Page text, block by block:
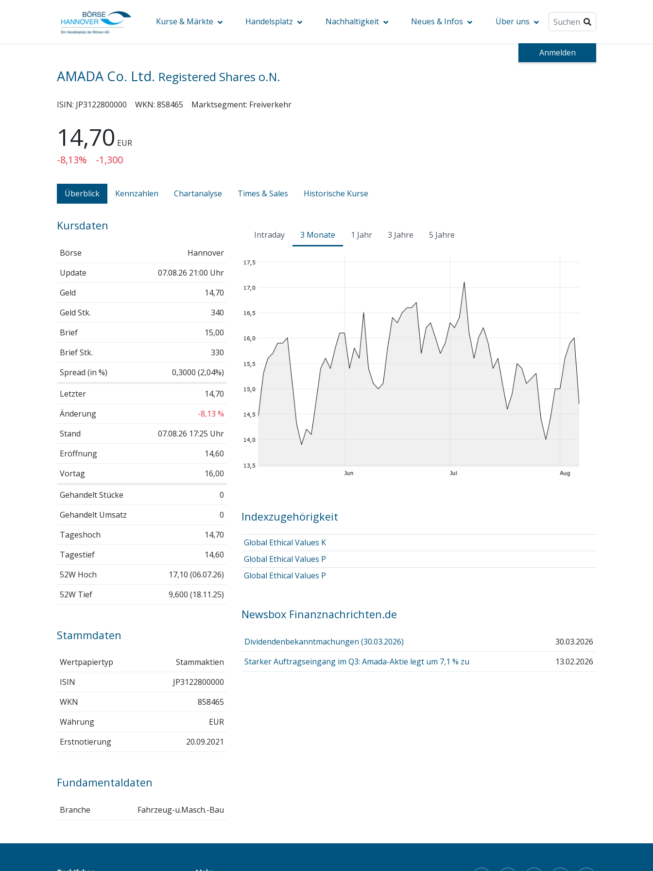
Kurse & Märkte Handelsplatz Nachhaltigkeit Neues & Infos Über uns
Anmelden
AMADA Co. Ltd. Registered Shares o.N.
ISIN: JP3122800000 WKN: 858465 Marktsegment: Freiverkehr
14,70 EUR
-8,13% -1,300
Überblick Kennzahlen Chartanalyse Times & Sales Historische Kurse
Kursdaten
Börse
Hannover
Update
07.08.26 21:00 Uhr
Geld
14,70
Geld Stk.
340
Brief
15,00
Brief Stk.
330
Spread (in %)
0,3000 (2,04%)
Letzter
14,70
Änderung
-8,13 %
Stand
07.08.26 17:25 Uhr
Eröffnung
14,60
Vortag
16,00
Gehandelt Stücke
0
Gehandelt Umsatz
0
Tageshoch
14,70
Tagestief
14,60
52W Hoch
17,10 (06.07.26)
52W Tief
9,600 (18.11.25)
Stammdaten
Wertpapiertyp
Stammaktien
ISIN
JP3122800000
WKN
858465
Währung
EUR
Erstnotierung
20.09.2021
Fundamentaldaten
Branche Fahrzeug-u.Masch.-Bau
Intraday 3 Monate 1 Jahr 3 Jahre 5 Jahre
Indexzugehörigkeit
Global Ethical Values K
Global Ethical Values P
Global Ethical Values P
Newsbox Finanznachrichten.de
Dividendenbekanntmachungen (30.03.2026)
30.03.2026
Starker Auftragseingang im Q3: Amada-Aktie legt um 7,1 % zu
13.02.2026